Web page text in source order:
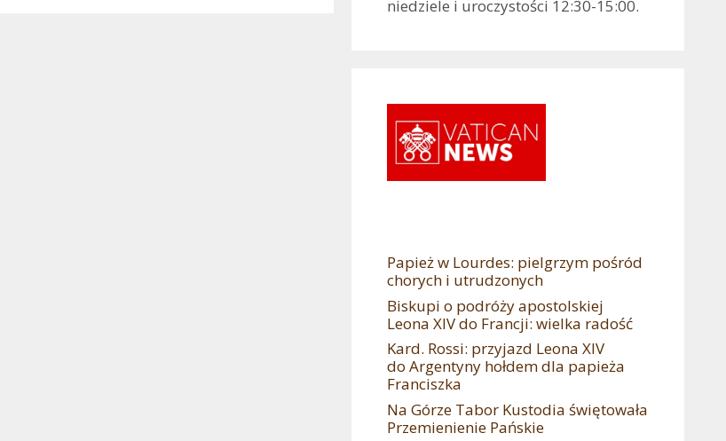
niedziele i uroczystości 12:30-15:00.
Papież w Lourdes: pielgrzym pośród
chorych i utrudzonych
Biskupi o podróży apostolskiej
Leona XIV do Francji: wielka radość
Kard. Rossi: przyjazd Leona XIV
do Argentyny hołdem dla papieża
Franciszka
Na Górze Tabor Kustodia świętowała
Przemienienie Pańskie